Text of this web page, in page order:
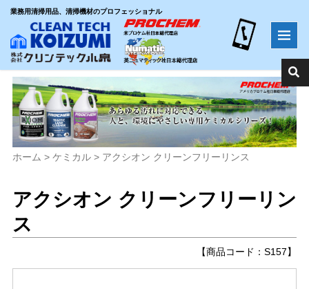
業務用清掃用品、清掃機材のプロフェッショナル
ホーム > ケミカル> アクシオン クリーンフリーリンス
アクシオン クリーンフリーリン
ス
【商品コード：S157】